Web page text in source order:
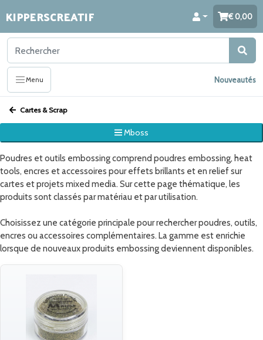
KIPPERSCREATIF 0,00
Menu Nouveautés
Cartes & Scrap
Mboss
Poudres et outils embossing comprend poudres embossing, heat
tools, encres et accessoires pour effets brillants et en relief sur
cartes et projets mixed media. Sur cette page thématique, les
produits sont classés par matériau et par utilisation.
Choisissez une catégorie principale pour rechercher poudres, outils,
encres ou accessoires complémentaires. La gamme est enrichie
lorsque de nouveaux produits embossing deviennent disponibles.